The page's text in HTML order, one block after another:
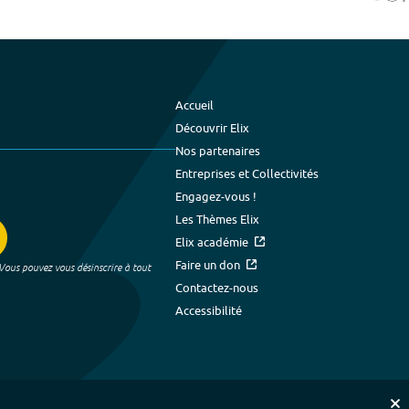
pouvez vous désinscrire à tout
Accueil
Découvrir Elix
Nos partenaires
Entreprises et Collectivités
Engagez-vous !
Les Thèmes Elix
Elix académie
Faire un don
Contactez-nous
Accessibilité